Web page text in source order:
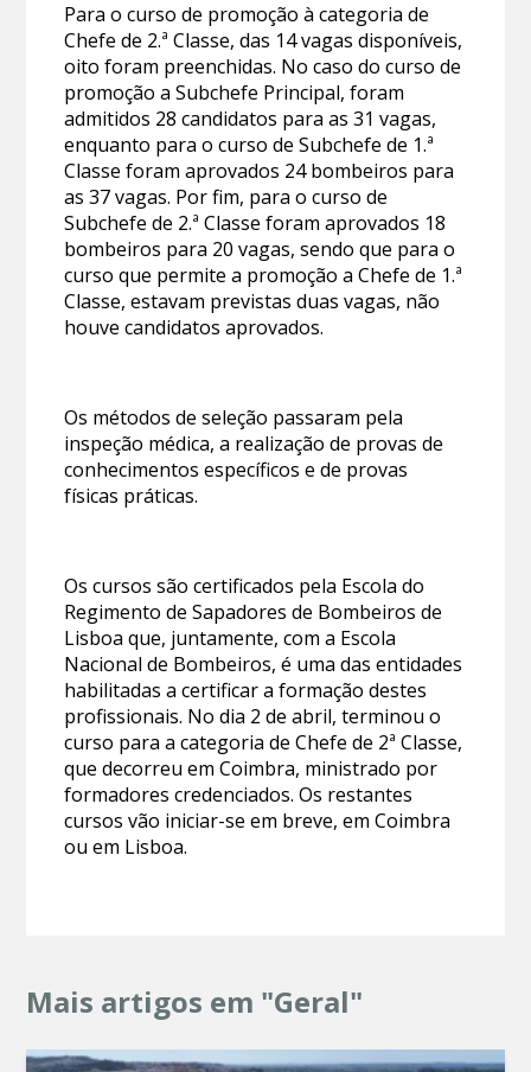
Para o curso de promoção à categoria de
Chefe de 2.ª Classe, das 14 vagas disponíveis,
oito foram preenchidas. No caso do curso de
promoção a Subchefe Principal, foram
admitidos 28 candidatos para as 31 vagas,
enquanto para o curso de Subchefe de 1.ª
Classe foram aprovados 24 bombeiros para
as 37 vagas. Por fim, para o curso de
Subchefe de 2.ª Classe foram aprovados 18
bombeiros para 20 vagas, sendo que para o
curso que permite a promoção a Chefe de 1.ª
Classe, estavam previstas duas vagas, não
houve candidatos aprovados.
Os métodos de seleção passaram pela
inspeção médica, a realização de provas de
conhecimentos específicos e de provas
físicas práticas.
Os cursos são certificados pela Escola do
Regimento de Sapadores de Bombeiros de
Lisboa que, juntamente, com a Escola
Nacional de Bombeiros, é uma das entidades
habilitadas a certificar a formação destes
profissionais. No dia 2 de abril, terminou o
curso para a categoria de Chefe de 2ª Classe,
que decorreu em Coimbra, ministrado por
formadores credenciados. Os restantes
cursos vão iniciar-se em breve, em Coimbra
ou em Lisboa.
Mais artigos em "Geral"